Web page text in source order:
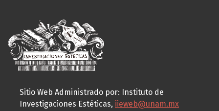
Sitio Web Administrado por: Instituto de
Investigaciones Estéticas, iieweb@unam.mx